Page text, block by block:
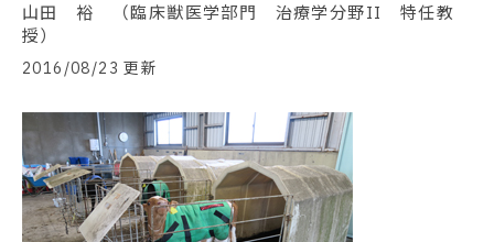
山田 裕 （臨床獣医学部門 治療学分野II 特任教
授）
2016/08/23 更新